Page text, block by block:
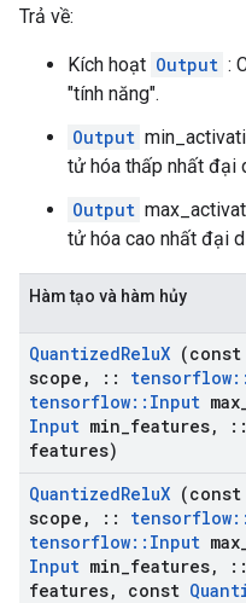
Trả về:
Kích hoạt Output :
"tính năng".
Output
tử hóa thấp nhất đại
Output
tử hóa cao nhất đại
Hàm tạo và hàm hủy
QuantizedReluX (const
scope , :: tensorflow::
tensorflow:: Input max
Input min features, ::
features)
QuantizedReluX (const
scope , :: tensorflow::
tensorflow:: Input max
Input min features, ::
features, const